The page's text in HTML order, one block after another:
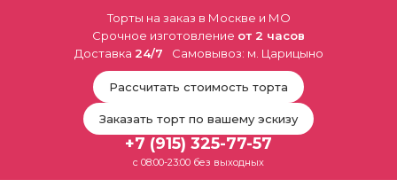
Торты на заказ в Москве и МО
Срочное изготовление от 2 часов
Доставка 24/7 Самовывоз: м. Царицыно
Рассчитать стоимость торта
Заказать торт по вашему эскизу
+7 (915) 325-77-57
с 08:00-23:00 без выходных